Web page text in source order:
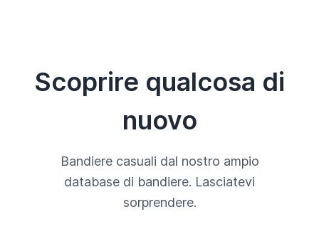
Scoprire qualcosa di
nuovo
Bandiere casuali dal nostro ampio
database di bandiere. Lasciatevi
sorprendere.